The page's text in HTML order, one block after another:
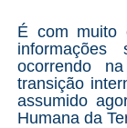
É com muito
ocorrendo
transição
assumido
Humana da